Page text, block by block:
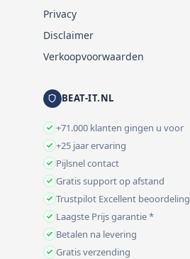
Privacy
Disclaimer
Verkoopvoorwaarden
BEAT-IT.NL
+71.000 klanten gingen u voor
+25 jaar ervaring
Pijlsnel contact
Gratis support op afstand
Trustpilot Excellent beoordeling
Laagste Prijs garantie *
Betalen na levering
Gratis verzending